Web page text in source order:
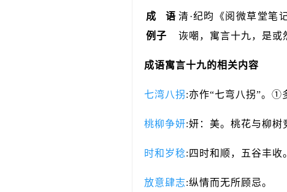
成语
例子
清·纪昀《阅微草堂笔
诙嘲，寓言十九，是或
成语寓言十九的相关内容
七湾八拐:亦作“七弯八拐”。①
桃柳争妍:妍：美。桃花与柳树
时和岁稔:四时和顺，五谷丰收
放意肆志:纵情而无所顾忌。